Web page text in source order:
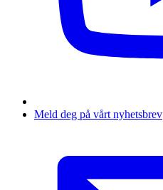
Meld deg på vårt nyhetsbrev